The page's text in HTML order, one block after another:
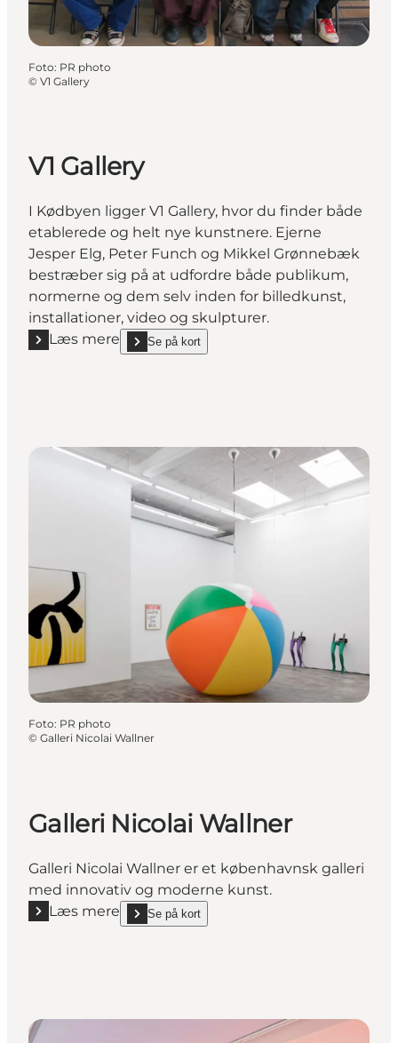
Foto: PR photo
© V1 Gallery
V1 Gallery
I Kødbyen ligger V1 Gallery, hvor du finder både
etablerede og helt nye kunstnere. Ejerne
Jesper Elg, Peter Funch og Mikkel Grønnebæk
bestræber sig på at udfordre både publikum,
normerne og dem selv inden for billedkunst,
installationer, video og skulpturer.
Læs mere
Læs mere "V1 Gallery"
Se på kort
show V1 Gallery on_map
Foto: PR photo
© Galleri Nicolai Wallner
Galleri Nicolai Wallner
Galleri Nicolai Wallner er et københavnsk galleri
med innovativ og moderne kunst.
Læs mere
Læs mere "Galleri Nicolai Wallner"
Se på kort
show Galleri Nicolai Wallner on_map